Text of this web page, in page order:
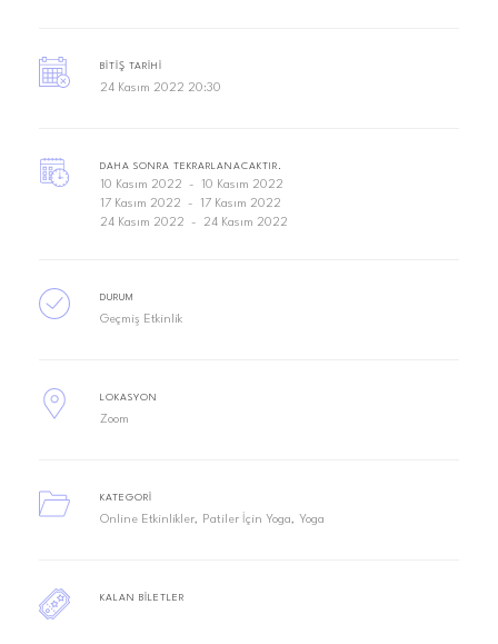
BITIŞ TARIHI
24 Kasım 2022 20:30
DAHA SONRA TEKRARLANACAKTIR.
10 Kasım 2022
10 Kasım 2022
17 Kasım 2022
17 Kasım 2022
24 Kasım 2022
24 Kasım 2022
DURUM
Geçmiş Etkinlik
LOKASYON
Zoom
KATEGORI
Online Etkinlikler Patiler İçin Yoga Yoga
KALAN BILETLER